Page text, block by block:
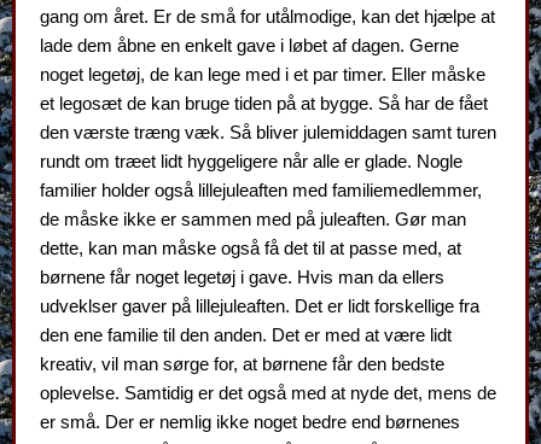
gang om året. Er de små for utålmodige, kan det hjælpe at
lade dem åbne en enkelt gave i løbet af dagen. Gerne
noget legetøj, de kan lege med i et par timer. Eller måske
et legosæt de kan bruge tiden på at bygge. Så har de fået
den værste træng væk. Så bliver julemiddagen samt turen
rundt om træet lidt hyggeligere når alle er glade. Nogle
familier holder også lillejuleaften med familiemedlemmer,
de måske ikke er sammen med på juleaften. Gør man
dette, kan man måske også få det til at passe med, at
børnene får noget legetøj i gave. Hvis man da ellers
udveklser gaver på lillejuleaften. Det er lidt forskellige fra
den ene familie til den anden. Det er med at være lidt
kreativ, vil man sørge for, at børnene får den bedste
oplevelse. Samtidig er det også med at nyde det, mens de
er små. Der er nemlig ikke noget bedre end børnenes